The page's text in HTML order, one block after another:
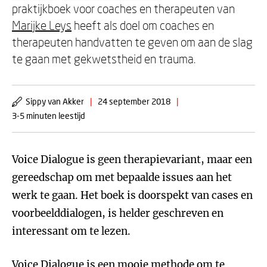
praktijkboek voor coaches en therapeuten van
Marijke Leys heeft als doel om coaches en
therapeuten handvatten te geven om aan de slag
te gaan met gekwetstheid en trauma.
Sippy van Akker | 24 september 2018
|
3-5 minuten leestijd
Voice Dialogue is geen therapievariant, maar een
gereedschap om met bepaalde issues aan het
werk te gaan. Het boek is doorspekt van cases en
voorbeelddialogen, is helder geschreven en
interessant om te lezen.